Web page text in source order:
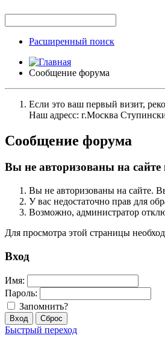
Расширенный поиск
Сообщение форума
Если это ваш первый визит,
Наш адресс: г.Москва
Сообщение форума
Вы не авторизованы на сайте
Вы не авторизованы на сайте.
У вас недостаточно прав для
Возможно, администратор
Для просмотра этой страницы
Вход
Имя:
Пароль:
Запомнить?
Быстрый переход